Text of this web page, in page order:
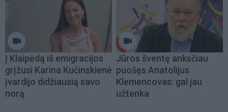
Į Klaipėdą iš emigracijos
grįžusi Karina Kučinskienė
įvardijo didžiausią savo
norą
Jūros šventę anksčiau
puošęs Anatolijus
Klemencovas: gal jau
užtenka